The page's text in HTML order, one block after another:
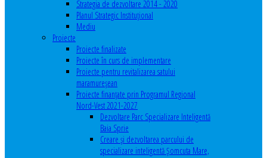
Strategia de dezvoltare 2014 - 2020
Planul Strategic Instituţional
Mediu
Proiecte
Proiecte finalizate
Proiecte în curs de implementare
Proiecte pentru revitalizarea satului
maramureşean
Proiecte finanțate prin Programul Regional
Nord-Vest 2021-2027
Dezvoltare Parc Specializare Inteligentă
Baia Sprie
Creare și dezvoltarea parcului de
specializare inteligentă Șomcuta Mare,